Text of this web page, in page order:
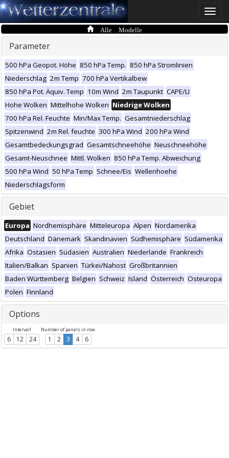
Toggle
Alle Modelle
Parameter
500 hPa Geopot. Höhe 850 hPa Temp. 850 hPa Stromlinien
Niederschlag 2m Temp 700 hPa Vertikalbew
850 hPa Pot. Äquiv. Temp 10m Wind 2m Taupunkt CAPE/LI
Hohe Wolken Mittelhohe Wolken Niedrige Wolken
700 hPa Rel. Feuchte Min/Max Temp. Gesamtniederschlag
Spitzenwind 2m Rel. feuchte 300 hPa Wind 200 hPa Wind
Gesamtbedeckungsgrad Gesamtschneehöhe Neuschneehöhe
Gesamt-Neuschnee Mittl. Wolken 850 hPa Temp. Abweichung
500 hPa Wind 50 hPa Temp Schnee/Eis Wellenhoehe
Niederschlagsform
Gebiet
Europa Nordhemisphäre Mitteleuropa Alpen Nordamerika
Deutschland Dänemark Skandinavien Südhemisphäre Südamerika
Afrika Ostasien Südasien Australien Niederlande Frankreich
Italien/Balkan Spanien Türkei/Nahost Großbritannien
Baden Württemberg Belgien Schweiz Island Österreich Osteuropa
Polen Finnland
Options
Intervall
6 12 24
Number of panels in row
1 2 3 4 6